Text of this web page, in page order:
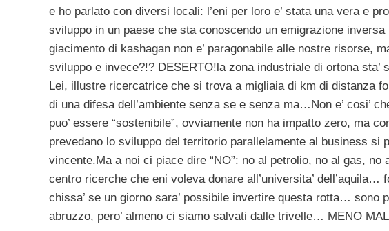
e ho parlato con diversi locali: l’eni per loro e’ stata una vera e
sviluppo in un paese che sta conoscendo un emigrazione
giacimento di kashagan non e’ paragonabile alle nostre risorse,
sviluppo e invece?!? DESERTO!la zona industriale di ortona sta’
Lei, illustre ricercatrice che si trova a migliaia di km di distanza
di una difesa dell’ambiente senza se e senza ma…Non e’ cosi’
puo’ essere “sostenibile”, ovviamente non ha impatto zero, ma
prevedano lo sviluppo del territorio parallelamente al business si
vincente.Ma a noi ci piace dire “NO”: no al petrolio, no al gas, no
centro ricerche che eni voleva donare all’universita’
chissa’ se un giorno sara’ possibile invertire questa rotta… sono
abruzzo, pero’ almeno ci siamo salvati dalle trivelle… MENO